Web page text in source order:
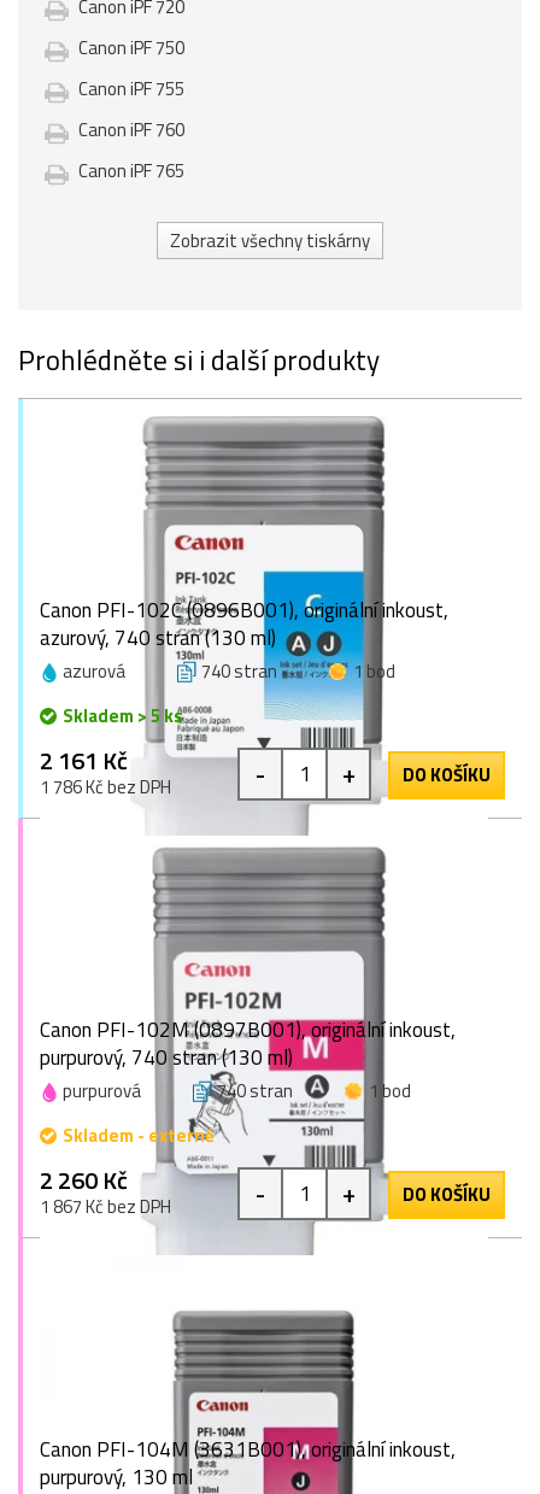
Canon iPF 720
Canon iPF 750
Canon iPF 755
Canon iPF 760
Canon iPF 765
Zobrazit všechny tiskárny
Prohlédněte si i další produkty
Canon PFI-102C (0896B001), originální inkoust,
azurový, 740 stran (130 ml)
azurová 740 stran
1 bod
Skladem > 5 ks
2 161 Kč
1 786 Kč bez DPH - + DO KOŠÍKU
Canon PFI-102M (0897B001), originální inkoust,
purpurový, 740 stran (130 ml)
purpurová 740 stran
1 bod
Skladem - externě
2 260 Kč
1 867 Kč bez DPH - + DO KOŠÍKU
Canon PFI-104M (3631B001), originální inkoust,
purpurový, 130 ml